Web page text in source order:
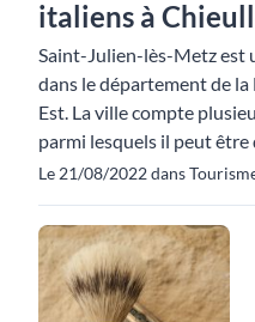
italiens à
Saint-Julien-lès-Metz est
dans le département de
Est. La ville compte
parmi lesquels il peut être
Le 21/08/2022 dans